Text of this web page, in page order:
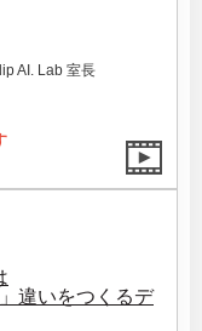
AI. Lab 室長
違いをつくるデ